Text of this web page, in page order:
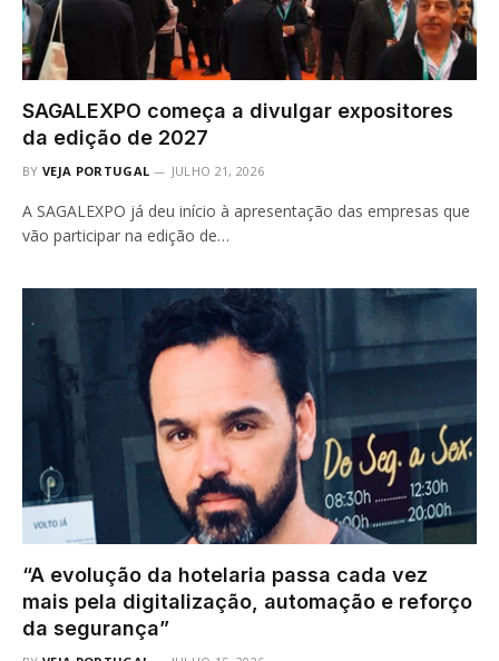
SAGALEXPO começa a divulgar expositores
da edição de 2027
BY VEJA PORTUGAL JULHO 21, 2026
A SAGALEXPO já deu início à apresentação das empresas que
vão participar na edição de…
“A evolução da hotelaria passa cada vez
mais pela digitalização, automação e reforço
da segurança”